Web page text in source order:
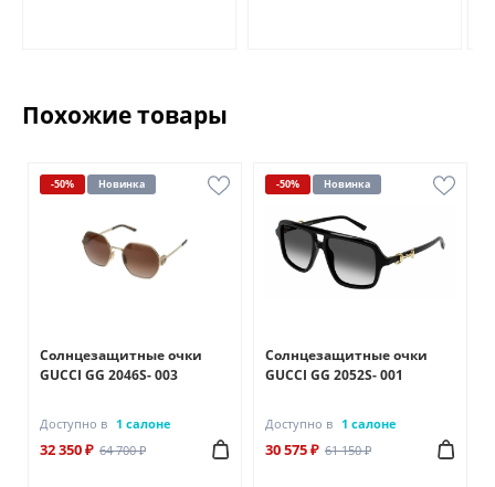
Похожие товары
-50% Новинка
Солнцезащитные очки
GUCCI GG 2046S- 003
Доступно в 1 салоне
32 350 ₽ 64 700 ₽
-50% Новинка
Солнцезащитные очки
GUCCI GG 2052S- 001
Доступно в 1 салоне
30 575 ₽ 61 150 ₽